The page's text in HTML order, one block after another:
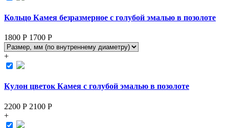
Кольцо Камея безразмерное с голубой эмалью в позолоте
1800 Р 1700 Р
+
Кулон цветок Камея с голубой эмалью в позолоте
2200 Р 2100 Р
+